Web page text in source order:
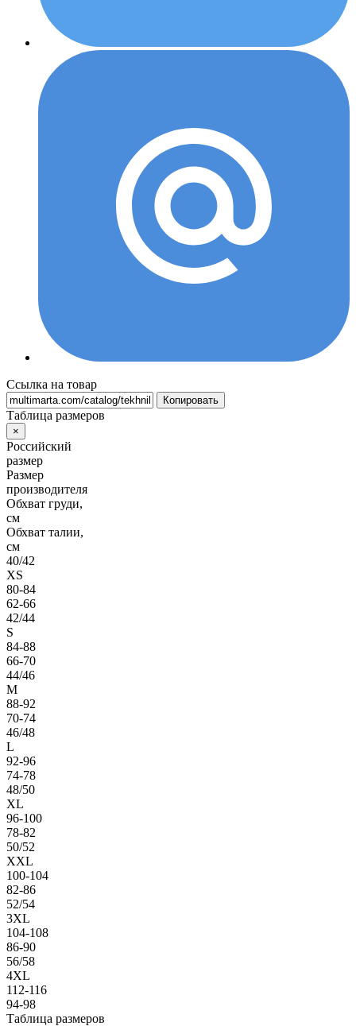
Ссылка на товар
Копировать
Таблица размеров
×
Российский
размер
Размер
производителя
Обхват груди,
см
Обхват талии,
см
40/42
XS
80-84
62-66
42/44
S
84-88
66-70
44/46
M
88-92
70-74
46/48
L
92-96
74-78
48/50
XL
96-100
78-82
50/52
XXL
100-104
82-86
52/54
3XL
104-108
86-90
56/58
4XL
112-116
94-98
Таблица размеров